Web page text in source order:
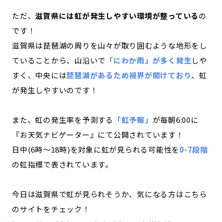
ただ、滋賀県には虹が発生しやすい環境が整っているの
です！
滋賀県は琵琶湖の周りを山々が取り囲むような地形をし
ていることから、山沿いで 「にわか雨」が多く発生しや
すく、中央には琵琶湖があるため視界が開けており、虹
が発生しやすいのです！
また、虹の発生率を予測する 「虹予報」 が毎朝6:00に
『お天気ナビゲーター』にて公開されています！
日中(6時～18時)を対象に虹が見られる可能性を0-7段階
の虹指標で表されています。
今日は滋賀県で虹が見られそうか、気になる方はこちら
のサイトをチェック！